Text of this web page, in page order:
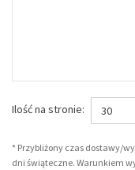
Ilość na stronie: 30
* Przybliżony czas dostawy/
dni świąteczne. Warunkiem